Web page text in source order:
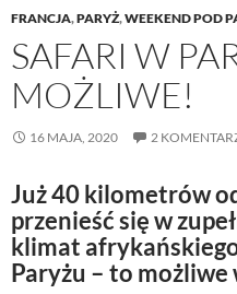
FRANCJA,PARYŻ,WEEKEND POD
SAFARI W
MOŻLIWE!
16 MAJA, 2020 2
Już 40 kilometrów
przenieść się w
klimat
Paryżu – to możliwe